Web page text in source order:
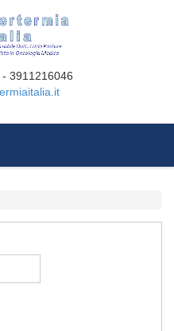
3911216046